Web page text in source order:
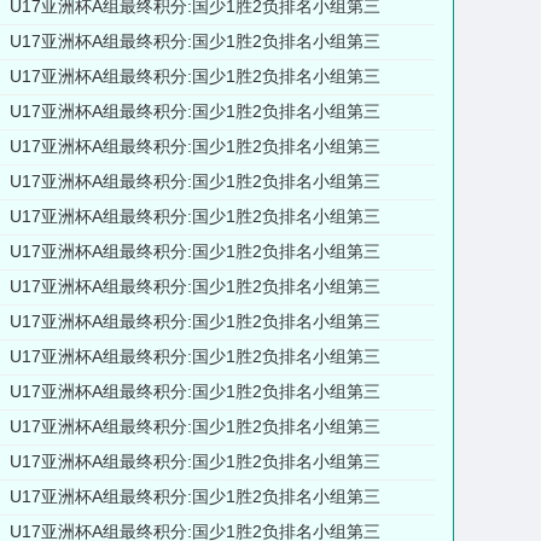
U17亚洲杯A组最终积分:国少1胜2负排名小组第三
U17亚洲杯A组最终积分:国少1胜2负排名小组第三
U17亚洲杯A组最终积分:国少1胜2负排名小组第三
U17亚洲杯A组最终积分:国少1胜2负排名小组第三
U17亚洲杯A组最终积分:国少1胜2负排名小组第三
U17亚洲杯A组最终积分:国少1胜2负排名小组第三
U17亚洲杯A组最终积分:国少1胜2负排名小组第三
U17亚洲杯A组最终积分:国少1胜2负排名小组第三
U17亚洲杯A组最终积分:国少1胜2负排名小组第三
U17亚洲杯A组最终积分:国少1胜2负排名小组第三
U17亚洲杯A组最终积分:国少1胜2负排名小组第三
U17亚洲杯A组最终积分:国少1胜2负排名小组第三
U17亚洲杯A组最终积分:国少1胜2负排名小组第三
U17亚洲杯A组最终积分:国少1胜2负排名小组第三
U17亚洲杯A组最终积分:国少1胜2负排名小组第三
U17亚洲杯A组最终积分:国少1胜2负排名小组第三